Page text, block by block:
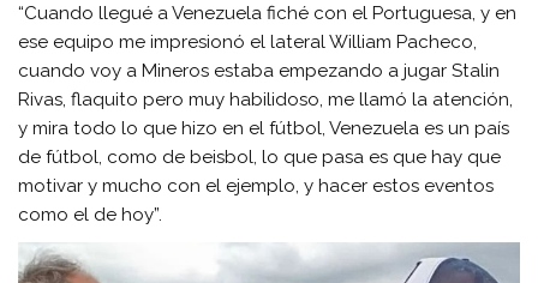
“Cuando llegué a Venezuela fiché con el Portuguesa, y en
ese equipo me impresionó el lateral William Pacheco,
cuando voy a Mineros estaba empezando a jugar Stalin
Rivas, flaquito pero muy habilidoso, me llamó la atención,
y mira todo lo que hizo en el fútbol, Venezuela es un país
de fútbol, como de beisbol, lo que pasa es que hay que
motivar y mucho con el ejemplo, y hacer estos eventos
como el de hoy”.